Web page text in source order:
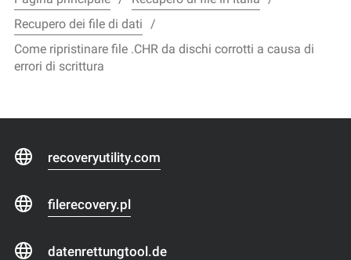
Recupero dei file di dati
Come ripristinare file .CHR da dischi corrotti a causa di
errori di scrittura
recoveryutility.com
filerecovery.pl
datenrettungtool.de